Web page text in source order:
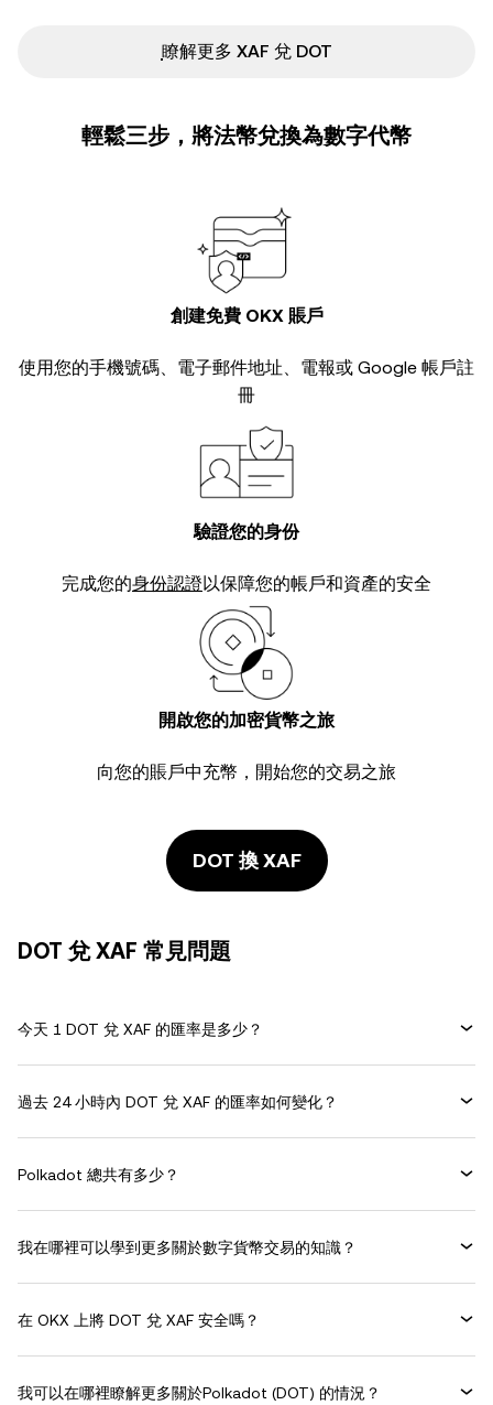
ִִִִִִִִִִִִִִִִִִִִִִִִִִִִִִִִִִִִִִִִִִִִִִִ瞭解更多 XAF 兌 DOT
輕鬆三步，將法幣兌換為數字代幣
創建免費 OKX 賬戶
使用您的手機號碼、電子郵件地址、電報或 Google 帳戶註
冊
驗證您的身份
完成您的身份認證以保障您的帳戶和資產的安全
開啟您的加密貨幣之旅
向您的賬戶中充幣，開始您的交易之旅
DOT 換 XAF
DOT 兌 XAF 常見問題
今天 1 DOT 兌 XAF 的匯率是多少？
過去 24 小時內 DOT 兌 XAF 的匯率如何變化？
Polkadot 總共有多少？
我在哪裡可以學到更多關於數字貨幣交易的知識？
在 OKX 上將 DOT 兌 XAF 安全嗎？
我可以在哪裡瞭解更多關於Polkadot (DOT) 的情況？